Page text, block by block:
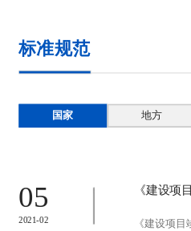
标准规范
国家 地方
05
2021-02
《建设项
《建设项